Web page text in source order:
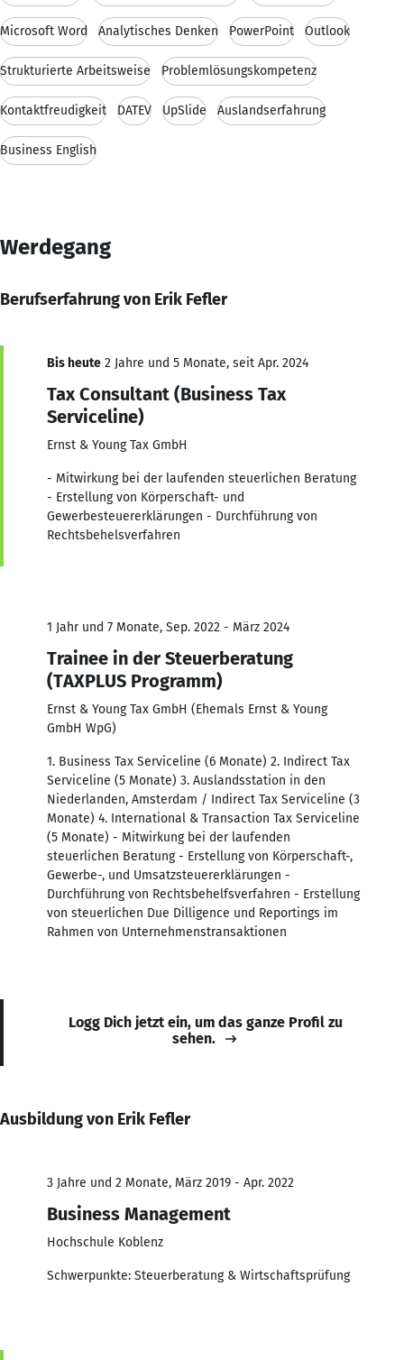
Microsoft Word Analytisches Denken PowerPoint Outlook
Strukturierte Arbeitsweise Problemlösungskompetenz
Kontaktfreudigkeit DATEV UpSlide Auslandserfahrung
Business English
Werdegang
Berufserfahrung von Erik Fefler
Bis heute 2 Jahre und 5 Monate, seit Apr. 2024
Tax Consultant (Business Tax
Serviceline)
Ernst & Young Tax GmbH
- Mitwirkung bei der laufenden steuerlichen Beratung
- Erstellung von Körperschaft- und
Gewerbesteuererklärungen - Durchführung von
Rechtsbehelsverfahren
1 Jahr und 7 Monate, Sep. 2022 - März 2024
Trainee in der Steuerberatung
(TAXPLUS Programm)
Ernst & Young Tax GmbH (Ehemals Ernst & Young
GmbH WpG)
1. Business Tax Serviceline (6 Monate) 2. Indirect Tax
Serviceline (5 Monate) 3. Auslandsstation in den
Niederlanden, Amsterdam / Indirect Tax Serviceline (3
Monate) 4. International & Transaction Tax Serviceline
(5 Monate) - Mitwirkung bei der laufenden
steuerlichen Beratung - Erstellung von Körperschaft-,
Gewerbe-, und Umsatzsteuererklärungen -
Durchführung von Rechtsbehelfsverfahren - Erstellung
von steuerlichen Due Dilligence und Reportings im
Rahmen von Unternehmenstransaktionen
Logg Dich jetzt ein, um das ganze Profil zu
sehen.
Ausbildung von Erik Fefler
3 Jahre und 2 Monate, März 2019 - Apr. 2022
Business Management
Hochschule Koblenz
Schwerpunkte: Steuerberatung & Wirtschaftsprüfung